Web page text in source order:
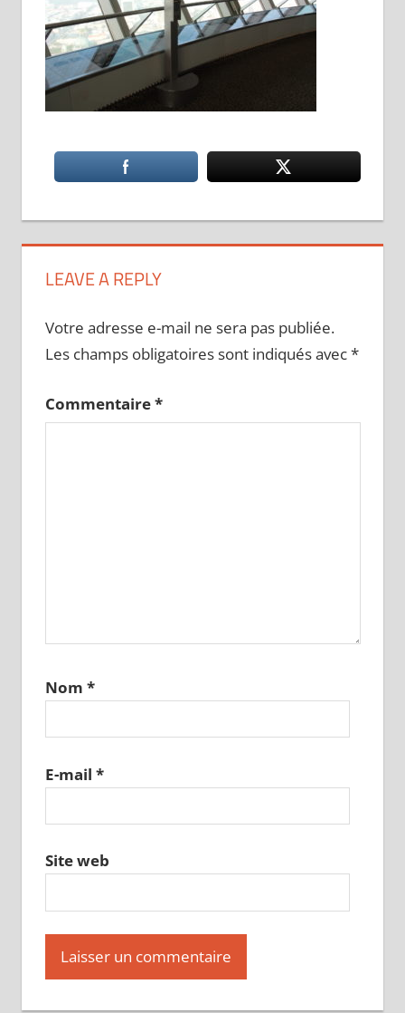
LEAVE A REPLY
Votre adresse e-mail ne sera pas publiée.
Les champs obligatoires sont indiqués avec*
Commentaire*
Nom *
E-mail *
Site web